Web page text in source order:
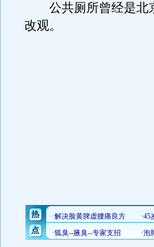
公共厕所曾经是北
改观。